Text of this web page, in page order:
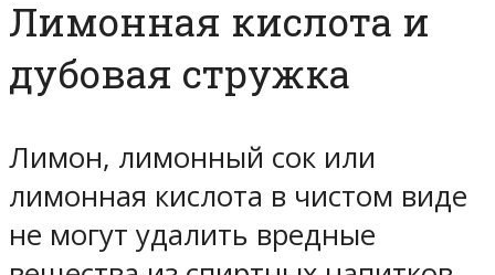
Лимонная кислота и
дубовая стружка
Лимон, лимонный сок или
лимонная кислота в чистом виде
не могут удалить вредные